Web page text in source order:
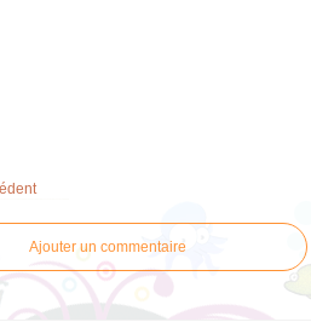
Ajouter un commentaire